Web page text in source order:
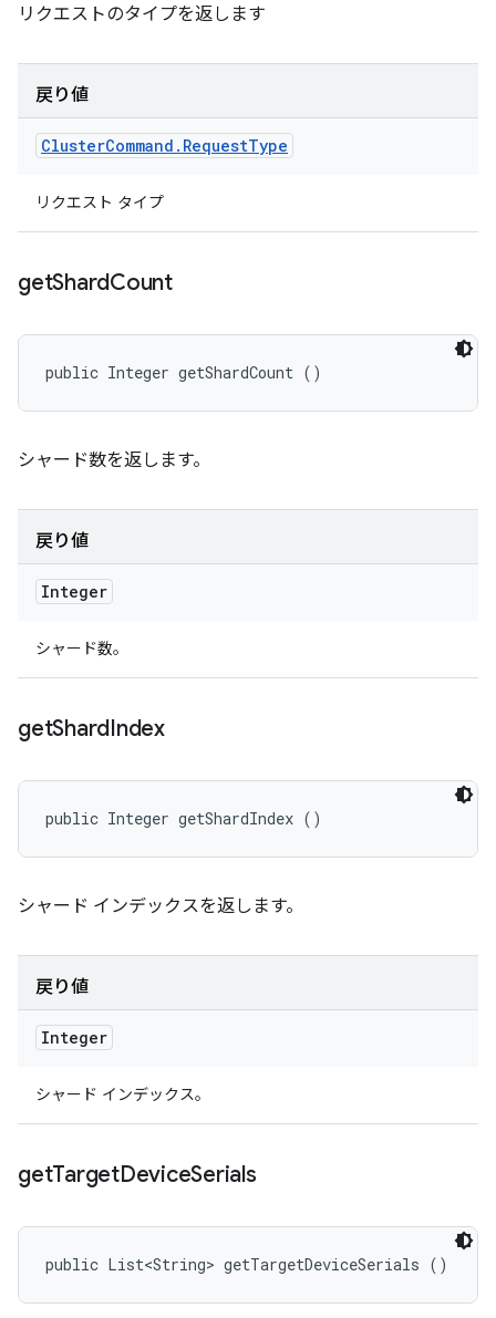
リクエストのタイプを返します
戻り値
ClusterCommand . RequestType
リクエスト タイプ
getShardCount
public Integer getShardCount ()
シャード数を返します。
戻り値
Integer
シャード数。
getShardIndex
public Integer getShardIndex ()
シャード インデックスを返します。
戻り値
Integer
シャード インデックス。
getTargetDeviceSerials
public List<String> getTargetDeviceSerials ()